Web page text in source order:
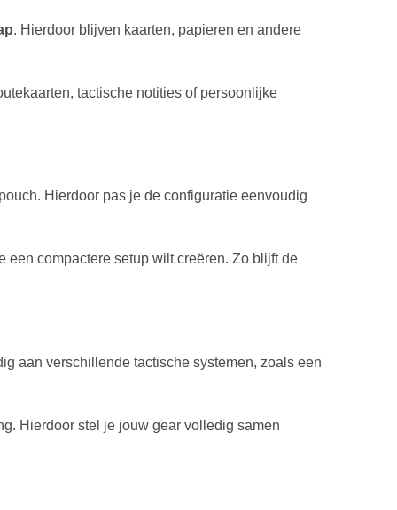
. Hierdoor blijven kaarten, papieren en andere
tactische notities of persoonlijke
Hierdoor pas je de configuratie eenvoudig
compactere setup wilt creëren. Zo blijft de
aan verschillende tactische systemen, zoals een
Hierdoor stel je jouw gear volledig samen